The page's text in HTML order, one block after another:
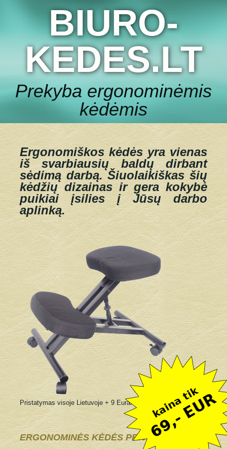
BIURO-
KEDES.LT
Prekyba ergonominėmis
kėdėmis
Ergonomiškos kėdės yra vienas
iš svarbiausių baldų dirbant
sėdimą darbą.Šiuolaikiškas šių
kėdžių dizainas ir gera kokybė
puikiai įsilies į Jūsų darbo
aplinką.
Pristatymas visoje Lietuvoje + 9 Eurai
ERGONOMINĖS KĖDĖS PRIVALUMAI: